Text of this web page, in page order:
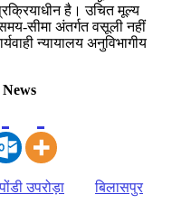
है। उचित मूल्य
सीमा अंतर्गत वसूली नहीं
न्यायालय अनुविभागीय
पोंडी उपरोड़ा
बिलासपुर